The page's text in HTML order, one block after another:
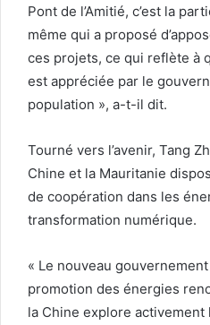
Pont de l’Amitié, c’est la
même qui a proposé
ces projets, ce qui reflète à
est appréciée par le
population », a-t-il dit.
Tourné vers l’avenir, Tang
Chine et la Mauritanie
de coopération dans les
transformation numérique.
« Le nouveau
promotion des énergies
la Chine explore